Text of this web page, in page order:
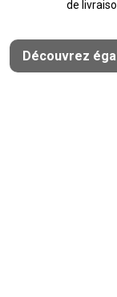
de
Découvrez